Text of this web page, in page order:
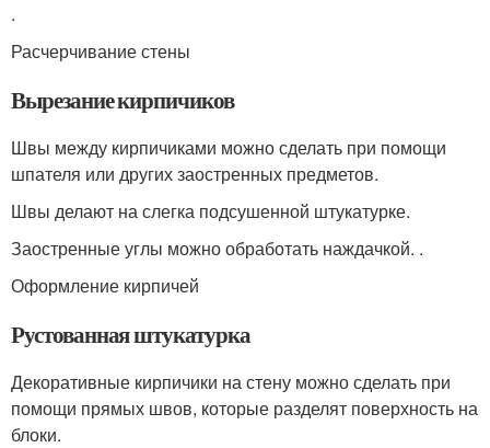
.
Расчерчивание стены
Вырезание кирпичиков
Швы между кирпичиками можно сделать при помощи
шпателя или других заостренных предметов.
Швы делают на слегка подсушенной штукатурке.
Заостренные углы можно обработать наждачкой. .
Оформление кирпичей
Рустованная штукатурка
Декоративные кирпичики на стену можно сделать при
помощи прямых швов, которые разделят поверхность на
блоки.